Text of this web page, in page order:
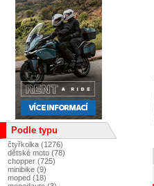
Podle typu
čtyřkolka (1276)
dětské moto (78)
chopper (725)
minibike (9)
moped (18)